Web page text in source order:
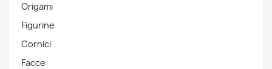
Origami
Figurine
Cornici
Facce